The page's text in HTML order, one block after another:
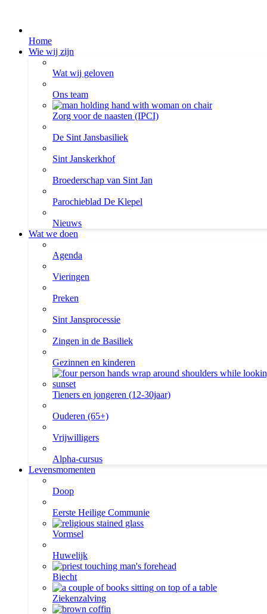
Home
Wie wij zijn
Wat wij geloven
Ons team
Zorg voor de naasten (IPCI)
De Sint Jansbasiliek
Sint Janskerkhof
Broederschap van Sint Jan
Parochieblad De Klepel
Nieuws
Wat we doen
Agenda
Vieringen
Preken
Sint Jansprocessie
Zingen in de Basiliek
Gezinnen en kinderen
Tieners en jongeren (12-30jaar)
Ouderen (65+)
Vrijwilligers
Alpha-cursus
Levensmomenten
Doop
Eerste Heilige Communie
Vormsel
Huwelijk
Biecht
Ziekenzalving